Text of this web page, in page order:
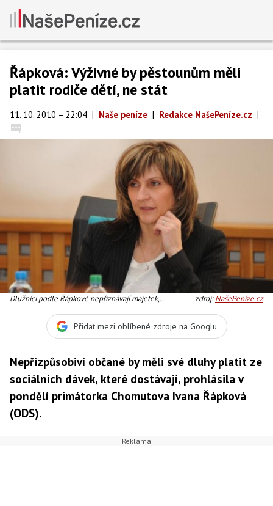
Řápková: Výživné by pěstounům měli
platit rodiče dětí, ne stát
11. 10. 2010 – 22:04 | Naše peníze | Redakce NašePeníze.cz |
Dlužníci podle Řápkové nepřiznávají majetek,
vystupují navenek jako jednotlivci, aby měli nárok na
vyšší dávku, Foto: Ivana Řápková
zdroj:NašePeníze.cz
Přidat mezi oblíbené zdroje na Googlu
Nepřizpůsobiví občané by měli své dluhy platit ze
sociálních dávek, které dostávají, prohlásila v
pondělí primátorka Chomutova Ivana Řápková
(ODS).